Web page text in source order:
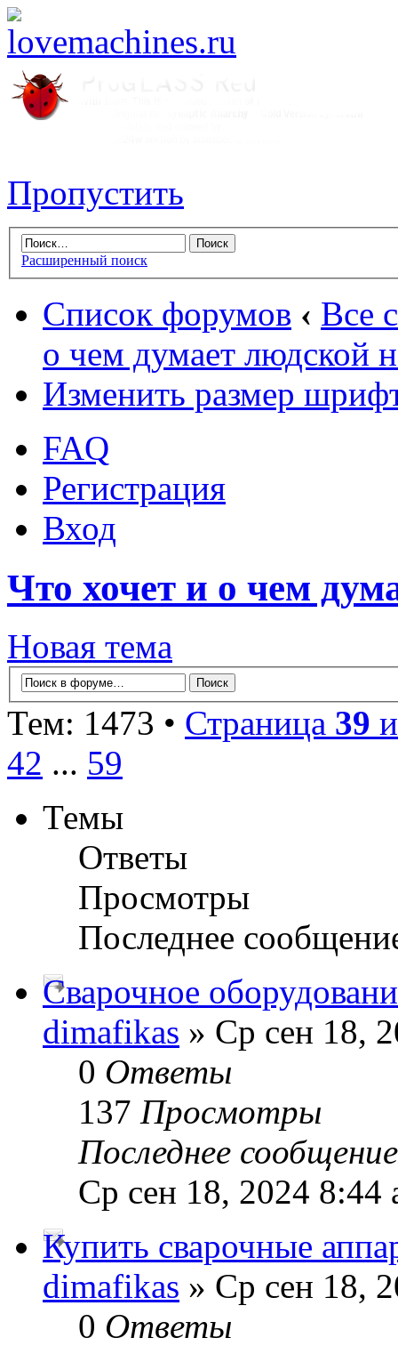
Пропустить
Расширенный поиск
Список форумов ‹ Все
о чем думает людской
Изменить размер
FAQ
Регистрация
Вход
Что хочет и о чем
Новая тема
Тем: 1473 • Страница 39
42 ... 59
Темы
Ответы
Просмотры
Последнее
Сварочное
dimafikas » Ср сен 18,
0 Ответы
137 Просмотры
Последнее
Ср сен 18, 2024 8:44
Купить сварочные
dimafikas » Ср сен 18,
0 Ответы